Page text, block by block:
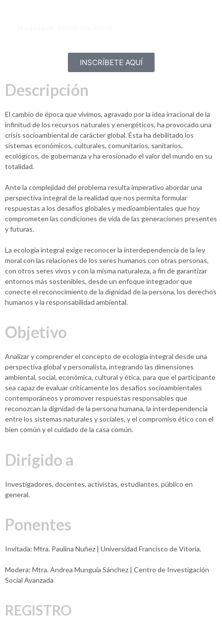
INSCRÍBETE AQUÍ
Descripción
El cambio de época que vivimos, agravado por la idea irracional de la
infinitud de los recursos naturales y energéticos, ha provocado una
crisis socioambiental de carácter global. Ésta ha debilitado los
sistemas económicos, culturales, comunitarios, sanitarios,
ecológicos, de gobernanza y ha erosionado el valor del mundo en su
totalidad.
Ante la complejidad del problema resulta imperativo abordar una
perspectiva integral de la realidad que nos permita formular
respuestas a los desafíos globales y medioambientales que hoy
comprometen las condiciones de vida de las generaciones presentes
y futuras.
La ecología integral exige reconocer la interdependencia de la ley
moral con las relaciones de los seres humanos con otras personas,
con otros seres vivos y con la misma naturaleza, a fin de garantizar
entornos más sostenibles, desde un enfoque integrador que
conecte el reconocimiento de la dignidad de la persona, los derechos
humanos y la responsabilidad ambiental.
Objetivo
Analizar y comprender el concepto de ecología integral desde una
perspectiva global y personalista, integrando las dimensiones
ambiental, social, económica, cultural y ética, para que el participante
sea capaz de evaluar críticamente los desafíos socioambientales
contemporáneos y promover respuestas responsables que
reconozcan la dignidad de la persona humana, la interdependencia
entre los sistemas naturales y sociales, y el compromiso ético con el
bien común y el cuidado de la casa común.
Dirigido a
Investigadores, docentes, activistas, estudiantes, público en
general.
Ponentes
Invitada: Mtra. Paulina Nuñez | Universidad Francisco de Vitoria.
Modera: Mtra. Andrea Munguía Sánchez | Centro de Investigación
Social Avanzada
REGISTRO